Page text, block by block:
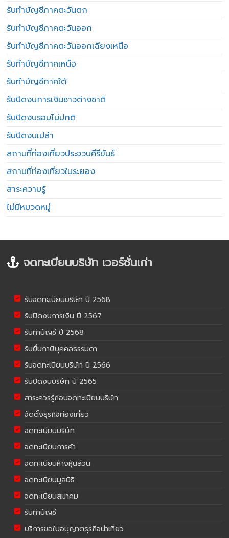
รับทำบัญชีภาคตะวันตก
รับทำบัญชีภาคตะวันออก
รับทำบัญชีภาคตะวันออกเฉียงเหนือ
รับทำบัญชีภาคเหนือ
รับทำบัญชีภาคใต้
รับปิดงบการเงินชาวต่างชาติ
รับปิดงบรอบไม่ปกติ
รับปิดงบเปล่า
สถานที่ท่องเที่ยวประจวบคีรีขันธ์
สถานที่ท่องเที่ยวในระยอง
สาระความรู้
ไม่มีหมวดหมู่
จดทะเบียนบริษัท เวอร์ชั่นเก่า
รับจดทะเบียนบริษัท ปี 2568
รับปิดงบการเงิน ปี 2567
รับทำบัญชี ปี 2568
รับยื่นภาษีบุคคลธรรมดา
รับจดทะเบียนบริษัท ปี 2566
รับปิดงบบริษัท ปี 2565
สาระควรรู้ก่อนจดทะเบียนบริษัท
จัดตั้งธุรกิจท่องเที่ยว
จดทะเบียนบริษัท
จดทะเบียนการค้า
จดทะเบียนห้างหุ้นส่วน
จดทะเบียนมูลนิธิ
จดทะเบียนสมาคม
รับทำบัญชี
บริการขอใบอนุญาตธุรกิจนำเที่ยว